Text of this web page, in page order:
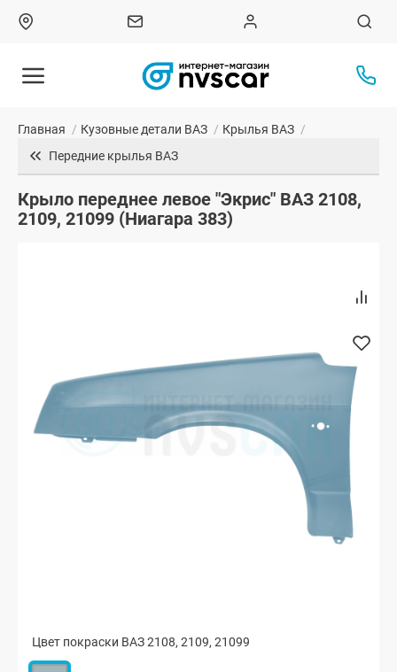
Главная / Кузовные детали ВАЗ / Крылья ВАЗ /
Передние крылья ВАЗ
Крыло переднее левое "Экрис" ВАЗ 2108,
2109, 21099 (Ниагара 383)
Цвет покраски ВАЗ 2108, 2109, 21099